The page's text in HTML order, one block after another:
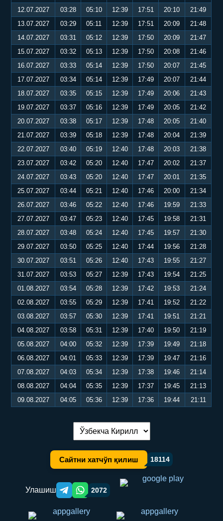
12.07.2027
03:28 05:10 12:39 17:51 20:10
21:49
13.07.2027
03:29 05:11 12:39 17:51 20:09
21:48
14.07.2027
03:31 05:12 12:39 17:50 20:09
21:47
15.07.2027
03:32 05:13 12:39 17:50 20:08
21:46
16.07.2027
03:33 05:14 12:39 17:50 20:07
21:45
17.07.2027
03:34 05:14 12:39 17:49 20:07
21:44
18.07.2027
03:35 05:15 12:39 17:49 20:06
21:43
19.07.2027
03:37 05:16 12:39 17:49 20:05
21:42
20.07.2027
03:38 05:17 12:39 17:48 20:05
21:40
21.07.2027
03:39 05:18 12:39 17:48 20:04
21:39
22.07.2027
03:40 05:19 12:40 17:48 20:03
21:38
23.07.2027
03:42 05:20 12:40 17:47 20:02
21:37
24.07.2027
03:43 05:20 12:40 17:47 20:01
21:35
25.07.2027
03:44 05:21 12:40 17:46 20:00
21:34
26.07.2027
03:46 05:22 12:40 17:46 19:59
21:33
27.07.2027
03:47 05:23 12:40 17:45 19:58
21:31
28.07.2027
03:48 05:24 12:40 17:45 19:57
21:30
29.07.2027
03:50 05:25 12:40 17:44 19:56
21:28
30.07.2027
03:51 05:26 12:40 17:43 19:55
21:27
31.07.2027
03:53 05:27 12:39 17:43 19:54
21:25
01.08.2027
03:54 05:28 12:39 17:42 19:53
21:24
02.08.2027
03:55 05:29 12:39 17:41 19:52
21:22
03.08.2027
03:57 05:30 12:39 17:41 19:51
21:21
04.08.2027
03:58 05:31 12:39 17:40 19:50
21:19
05.08.2027
04:00 05:32 12:39 17:39 19:49
21:18
06.08.2027
04:01 05:33 12:39 17:39 19:47
21:16
07.08.2027
04:03 05:34 12:39 17:38 19:46
21:14
08.08.2027
04:04 05:35 12:39 17:37 19:45
21:13
09.08.2027
04:05 05:36 12:39 17:36 19:44 21:11
Тилни алмаштириш:
Сайтни хатчўп қилиш 18114
Улашиш Telegram orqali ulashish
WhatsApp orqali ulashish
2072